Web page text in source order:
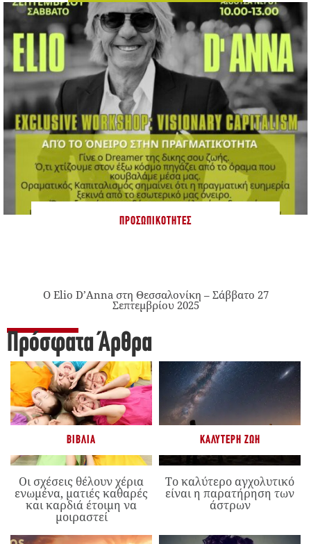
ΠΡΟΣΩΠΙΚΌΤΗΤΕΣ
Ο Elio D’Anna στη Θεσσαλονίκη – Σάββατο 27
Σεπτεμβρίου 2025
Πρόσφατα Άρθρα
ΒΙΒΛΊΑ
Οι σχέσεις θέλουν χέρια
ενωμένα, ματιές καθαρές
και καρδιά έτοιμη να
μοιραστεί
ΚΑΛΎΤΕΡΗ ΖΩΉ
Το καλύτερο αγχολυτικό
είναι η παρατήρηση των
άστρων